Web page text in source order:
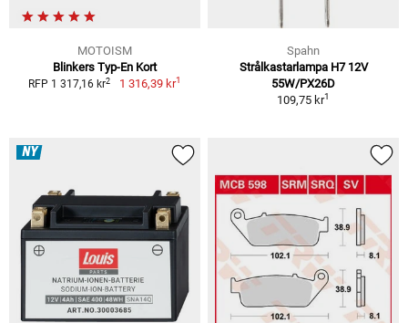
MOTOISM
Blinkers Typ-En Kort
RFP 1 317,16 kr2 1 316,39 kr1
Spahn
Strålkastarlampa H7 12V
55W/PX26D
109,75 kr1
NY